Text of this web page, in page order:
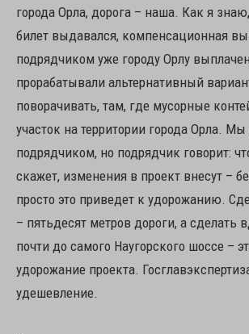
города Орла, дорога – наша. Как я
билет выдавался, компенсационная
подрядчиком уже городу Орлу
прорабатывали альтернативный
поворачивать, там, где мусорные
участок на территории города Орла. Мы
подрядчиком, но подрядчик говорит:
скажет, изменения в проект внесут –
просто это приведет к удорожанию.
– пятьдесят метров дороги, а сделать
почти до самого Наугорского шоссе –
удорожание проекта.
удешевление.